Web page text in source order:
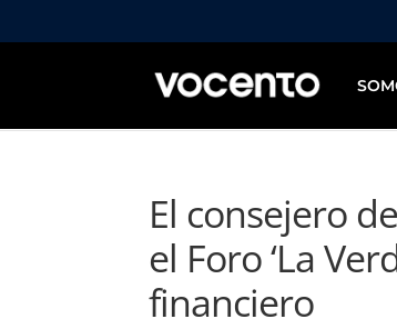
El consejero
el Foro ‘La
financiero